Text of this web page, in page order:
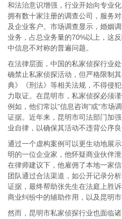
和法治意识增强，行业开始向专业
拥有数十家注册的调查公司，服务
及企业客户。市场调查显示，婚姻
业务，占总业务量的70%以上，这
中信息不对称的普遍问题。
在法律层面，中国的私家侦探行业
确禁止私家侦探活动，但严格限制
典》《刑法》等相关法规，不得侵
力取证。在昆明市，私家侦探必须
例如，他们常以“信息咨询”或“市场
证据。近年来，昆明市司法部门加
业自律，以确保其活动不违背公序良
通过一个虚构案例可以更生动地展
明的一位企业家，他怀疑商业伙伴
在律师建议下，他雇佣了本地一家
团队通过合法渠道，如公开记录分
证据，最终帮助张先生在法庭上胜
商业纠纷中的辅助作用，以及昆明
然而，昆明市私家侦探行业也面临